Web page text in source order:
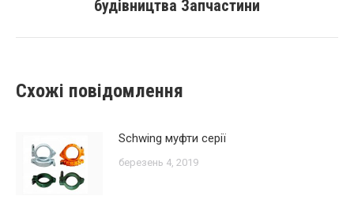
запис:
будівництва Запчастини
Схожі повідомлення
Schwing муфти серії
березень 4, 2019